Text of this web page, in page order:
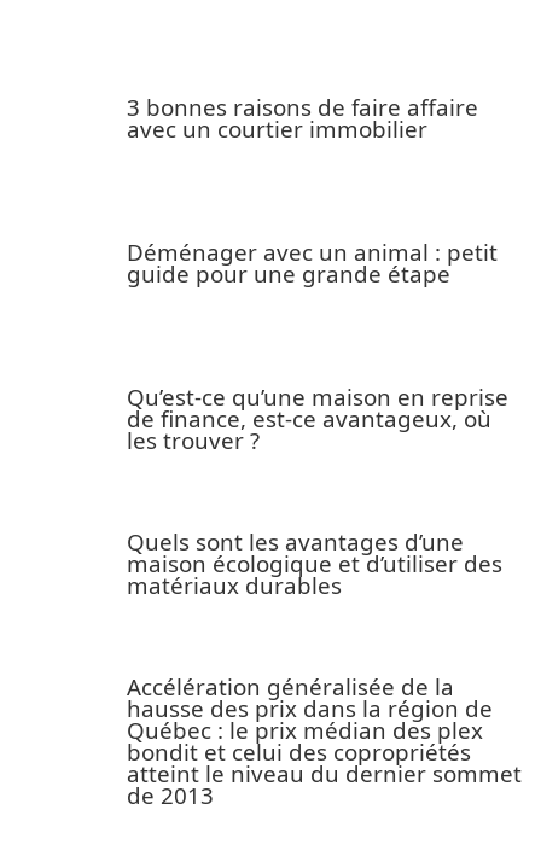
3 bonnes raisons de faire affaire
avec un courtier immobilier
Déménager avec un animal : petit
guide pour une grande étape
Qu’est-ce qu’une maison en reprise
de finance, est-ce avantageux, où
les trouver ?
Quels sont les avantages d’une
maison écologique et d’utiliser des
matériaux durables
Accélération généralisée de la
hausse des prix dans la région de
Québec : le prix médian des plex
bondit et celui des copropriétés
atteint le niveau du dernier sommet
de 2013